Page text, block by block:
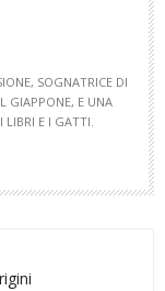
SOGNATRICE DI
GIAPPONE, E UNA
LIBRI E I GATTI.